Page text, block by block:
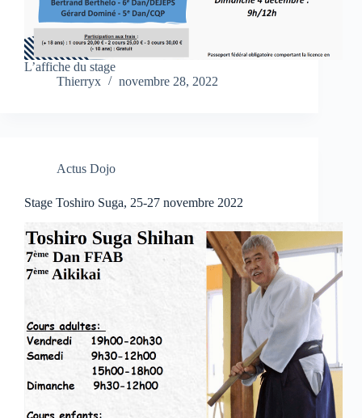
L’affiche du stage
Thierryx
novembre 28, 2022
Actus Dojo
Stage Toshiro Suga, 25-27 novembre 2022